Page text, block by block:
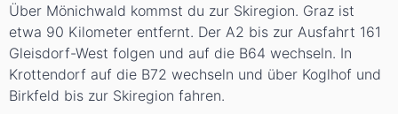
Über Mönichwald kommst du zur Skiregion. Graz ist
etwa 90 Kilometer entfernt. Der A2 bis zur Ausfahrt 161
Gleisdorf-West folgen und auf die B64 wechseln. In
Krottendorf auf die B72 wechseln und über Koglhof und
Birkfeld bis zur Skiregion fahren.